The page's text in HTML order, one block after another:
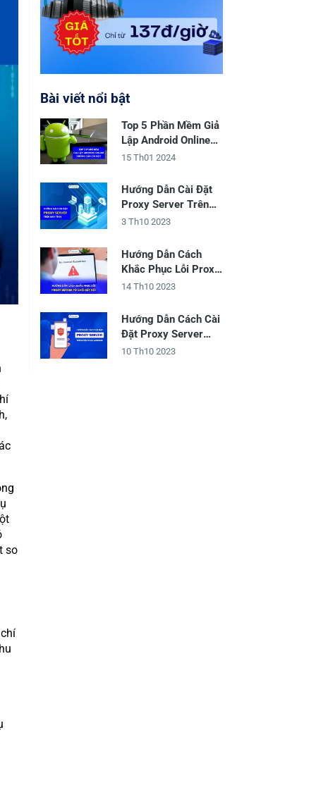
so
Bài viết nổi bật
Top 5 Phần Mềm Giả
Lập Android Online
Không Cần Cài Đặt
15 Th01 2024
Hướng Dẫn Cài Đặt
Proxy Server Trên
Máy Tính
3 Th10 2023
Hướng Dẫn Cách
Khắc Phục Lỗi Proxy
Server Từ Chối Kết
14 Th10 2023
Hướng Dẫn Cách Cài
Đặt Proxy Server
Trên Điện Thoại
10 Th10 2023